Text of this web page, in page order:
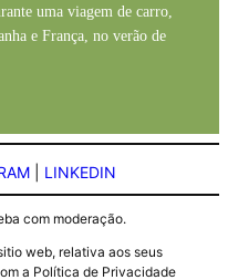
uma viagem de carro,
e França, no verão de
LINKEDIN
com moderação.
web, relativa aos seus
a Política de Privacidade